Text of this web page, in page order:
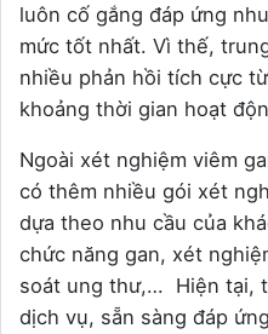
luôn cố gắng đáp ứng
mức tốt nhất. Vì thế,
nhiều phản hồi tích cực
khoảng thời gian hoạt
Ngoài xét nghiệm viêm
có thêm nhiều gói xét
dựa theo nhu cầu của
chức năng gan, xét
soát ung thư,… Hiện tại,
dịch vụ, sẵn sàng đáp